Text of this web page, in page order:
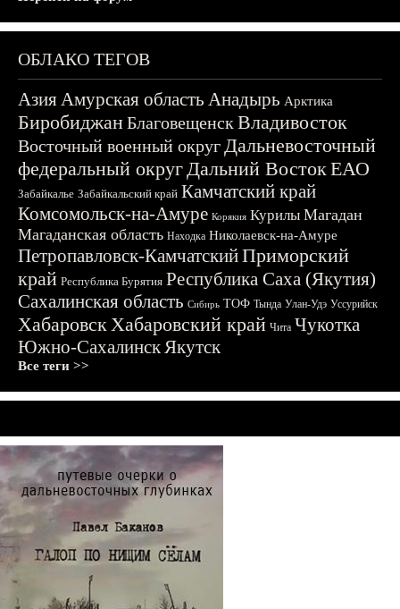
ОБЛАКО ТЕГОВ
АзияАмурская область Анадырь Арктика
БиробиджанБлаговещенскВладивосток
Восточный военный округДальневосточный
федеральный округДальний ВостокЕАО
Забайкалье Забайкальский край Камчатский край
Комсомольск-на-Амуре Корякия Курилы Магадан
Магаданская область Находка Николаевск-на-Амуре
Петропавловск-КамчатскийПриморский
край Республика Бурятия Республика Саха (Якутия)
Сахалинская область Сибирь ТОФ Тында Улан-Удэ Уссурийск
ХабаровскХабаровский край Чита Чукотка
Южно-СахалинскЯкутск
Все теги >>